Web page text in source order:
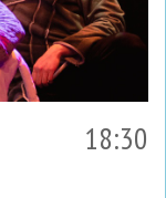
18:30